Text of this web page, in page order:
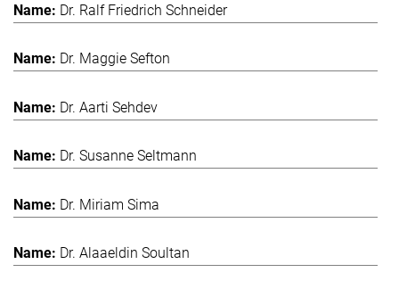
Dr. Ralf Friedrich Schneider
Dr. Maggie Sefton
Dr. Aarti Sehdev
Dr. Susanne Seltmann
Dr. Miriam Sima
Dr. Alaaeldin Soultan